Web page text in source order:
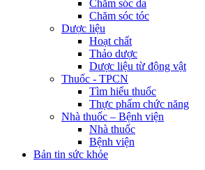
Chăm sóc da
Chăm sóc tóc
Dược liệu
Hoạt chất
Thảo dược
Dược liệu từ động vật
Thuốc - TPCN
Tìm hiểu thuốc
Thực phẩm chức năng
Nhà thuốc – Bệnh viện
Nhà thuốc
Bệnh viện
Bản tin sức khỏe